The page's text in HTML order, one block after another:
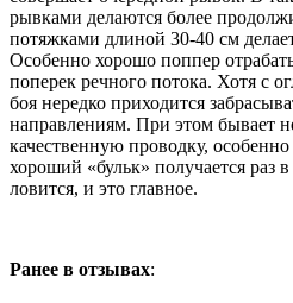
рывками делаются более
потяжками длиной 30-40 см
Особенно хорошо поппер
поперек речного потока. Хотя с
боя нередко приходится
направлениям. При этом бывает
качественную проводку,
хороший «бульк» получается раз
ловится, и это главное.
Ранее в отзывах: